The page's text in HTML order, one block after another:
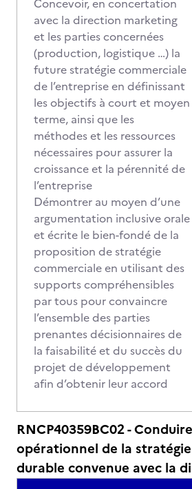
Concevoir, en concertation
avec la direction marketing
et les parties concernées
(production, logistique …) la
future stratégie commerciale
de l’entreprise en définissant
les objectifs à court et moyen
terme, ainsi que les
méthodes et les ressources
nécessaires pour assurer la
croissance et la pérennité de
l’entreprise
Démontrer au moyen d’une
argumentation inclusive orale
et écrite le bien-fondé de la
proposition de stratégie
commerciale en utilisant des
supports compréhensibles
par tous pour convaincre
l’ensemble des parties
prenantes décisionnaires de
la faisabilité et du succès du
projet de développement
afin d’obtenir leur accord
RNCP40359BC02 -
opérationnel de la
durable convenue avec la